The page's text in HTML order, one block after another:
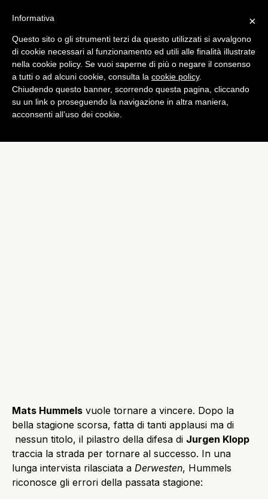
Bundesliga
Hummels: “Borussia,
dobbiamo diventare
perfetti”
diEmiliano Storace
Mats Hummels vuole tornare a vincere. Dopo la
bella stagione scorsa, fatta di tanti applausi ma di
nessun titolo, il pilastro della difesa di Jurgen Klopp
traccia la strada per tornare al successo. In una
lunga intervista rilasciata a Derwesten, Hummels
riconosce gli errori della passata stagione:
×
Informativa
Questo sito o gli strumenti terzi da questo utilizzati si avvalgono
di cookie necessari al funzionamento ed utili alle finalità illustrate
nella cookie policy. Se vuoi saperne di più o negare il consenso
a tutti o ad alcuni cookie, consulta la cookie policy.
Chiudendo questo banner, scorrendo questa pagina, cliccando
su un link o proseguendo la navigazione in altra maniera,
acconsenti all’uso dei cookie.